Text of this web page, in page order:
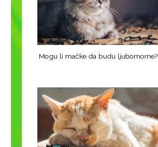
Mogu li mačke da budu ljubomorne?